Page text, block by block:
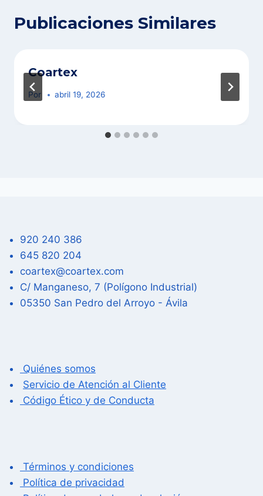
Publicaciones Similares
Coartex
Por abril 19, 2026
920 240 386
645 820 204
coartex@coartex.com
C/ Manganeso, 7 (Polígono Industrial)
05350 San Pedro del Arroyo - Ávila
Quiénes somos
Servicio de Atención al Cliente
Código Ético y de Conducta
Términos y condiciones
Política de privacidad